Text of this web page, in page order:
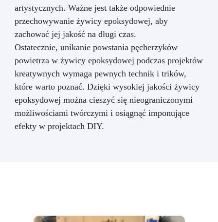
artystycznych. Ważne jest także odpowiednie
przechowywanie żywicy epoksydowej, aby
zachować jej jakość na długi czas.
Ostatecznie, unikanie powstania pęcherzyków
powietrza w żywicy epoksydowej podczas projektów
kreatywnych wymaga pewnych technik i trików,
które warto poznać. Dzięki wysokiej jakości żywicy
epoksydowej można cieszyć się nieograniczonymi
możliwościami twórczymi i osiągnąć imponujące
efekty w projektach DIY.